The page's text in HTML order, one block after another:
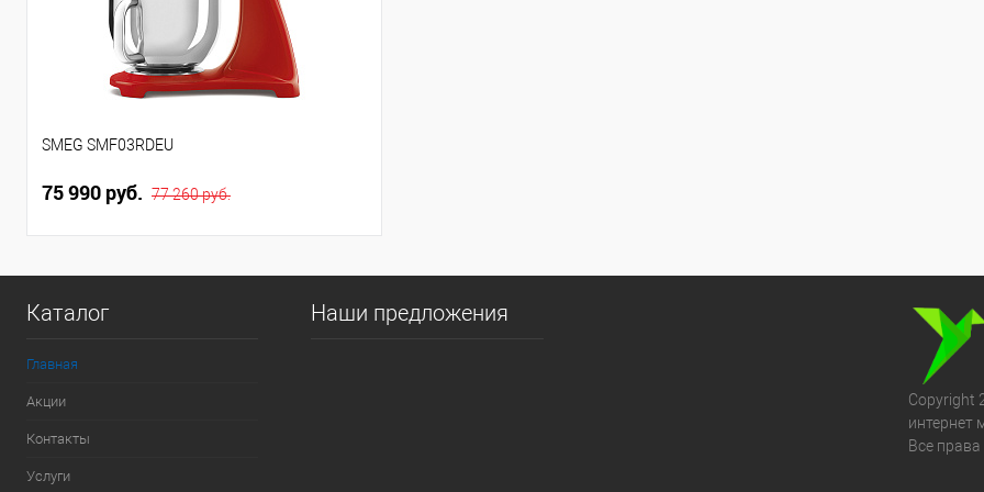
SMEG SMF03RDEU
75 990 руб. 77 260 руб.
Каталог
Главная
Акции
Контакты
Услуги
Наши предложения
Copyright
интернет
Все